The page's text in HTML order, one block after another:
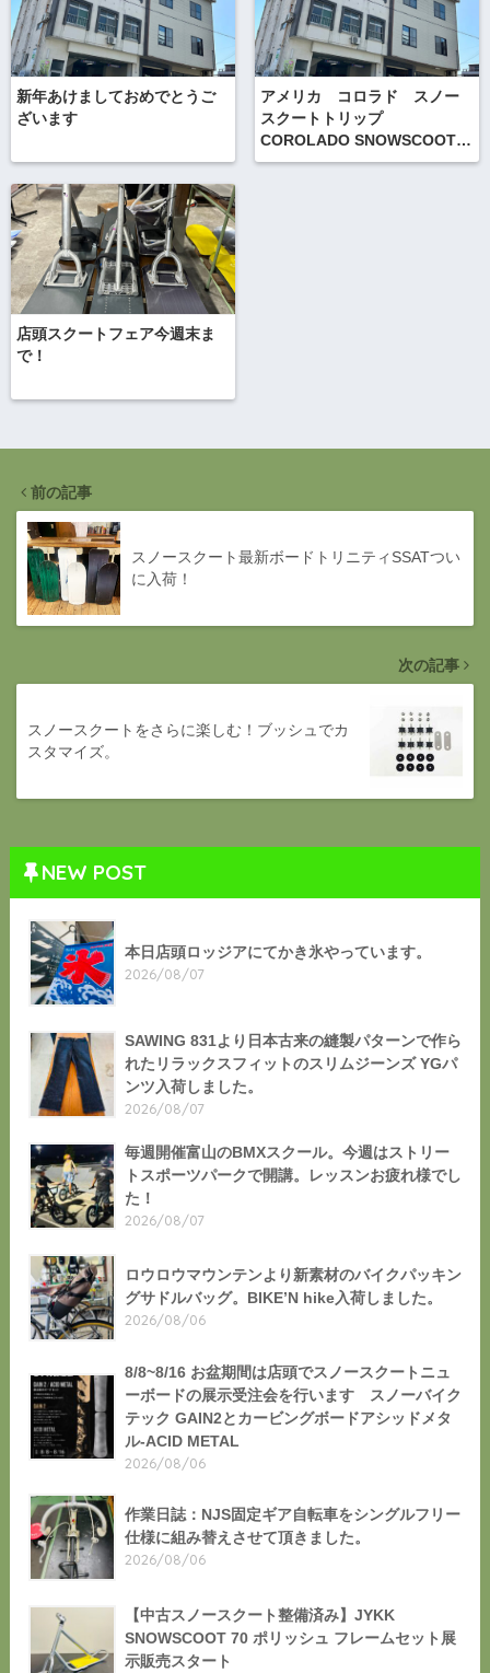
新年あけましておめでとうご
ざいます
アメリカ コロラド スノー
スクートトリップ
COROLADO SNOWSCOOT
TRIP
店頭スクートフェア今週末ま
で！
前の記事
スノースクート最新ボードトリニティSSATつい
に入荷！
次の記事
スノースクートをさらに楽しむ！ブッシュでカ
スタマイズ。
NEW POST
本日店頭ロッジアにてかき氷やっています。
2026/08/07
SAWING 831より日本古来の縫製パターンで作ら
れたリラックスフィットのスリムジーンズ YGパ
ンツ入荷しました。
2026/08/07
毎週開催富山のBMXスクール。今週はストリー
トスポーツパークで開講。レッスンお疲れ様でし
た！
2026/08/07
ロウロウマウンテンより新素材のバイクパッキン
グサドルバッグ。BIKE’N hike入荷しました。
2026/08/06
8/8~8/16 お盆期間は店頭でスノースクートニュ
ーボードの展示受注会を行います スノーバイク
テック GAIN2とカービングボードアシッドメタ
ル-ACID METAL
2026/08/06
作業日誌：NJS固定ギア自転車をシングルフリー
仕様に組み替えさせて頂きました。
2026/08/06
【中古スノースクート整備済み】JYKK
SNOWSCOOT 70 ポリッシュ フレームセット展
示販売スタート